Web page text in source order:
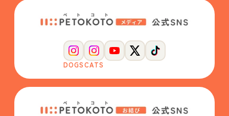
DOGSCATS